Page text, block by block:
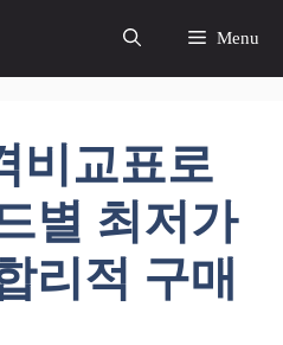
Menu
비교표로
별 최저가
리적 구매